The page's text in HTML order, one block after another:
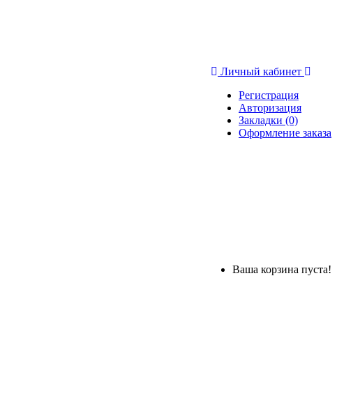
Личный кабинет
Регистрация
Авторизация
Закладки (0)
Оформление заказа
Ваша корзина пуста!